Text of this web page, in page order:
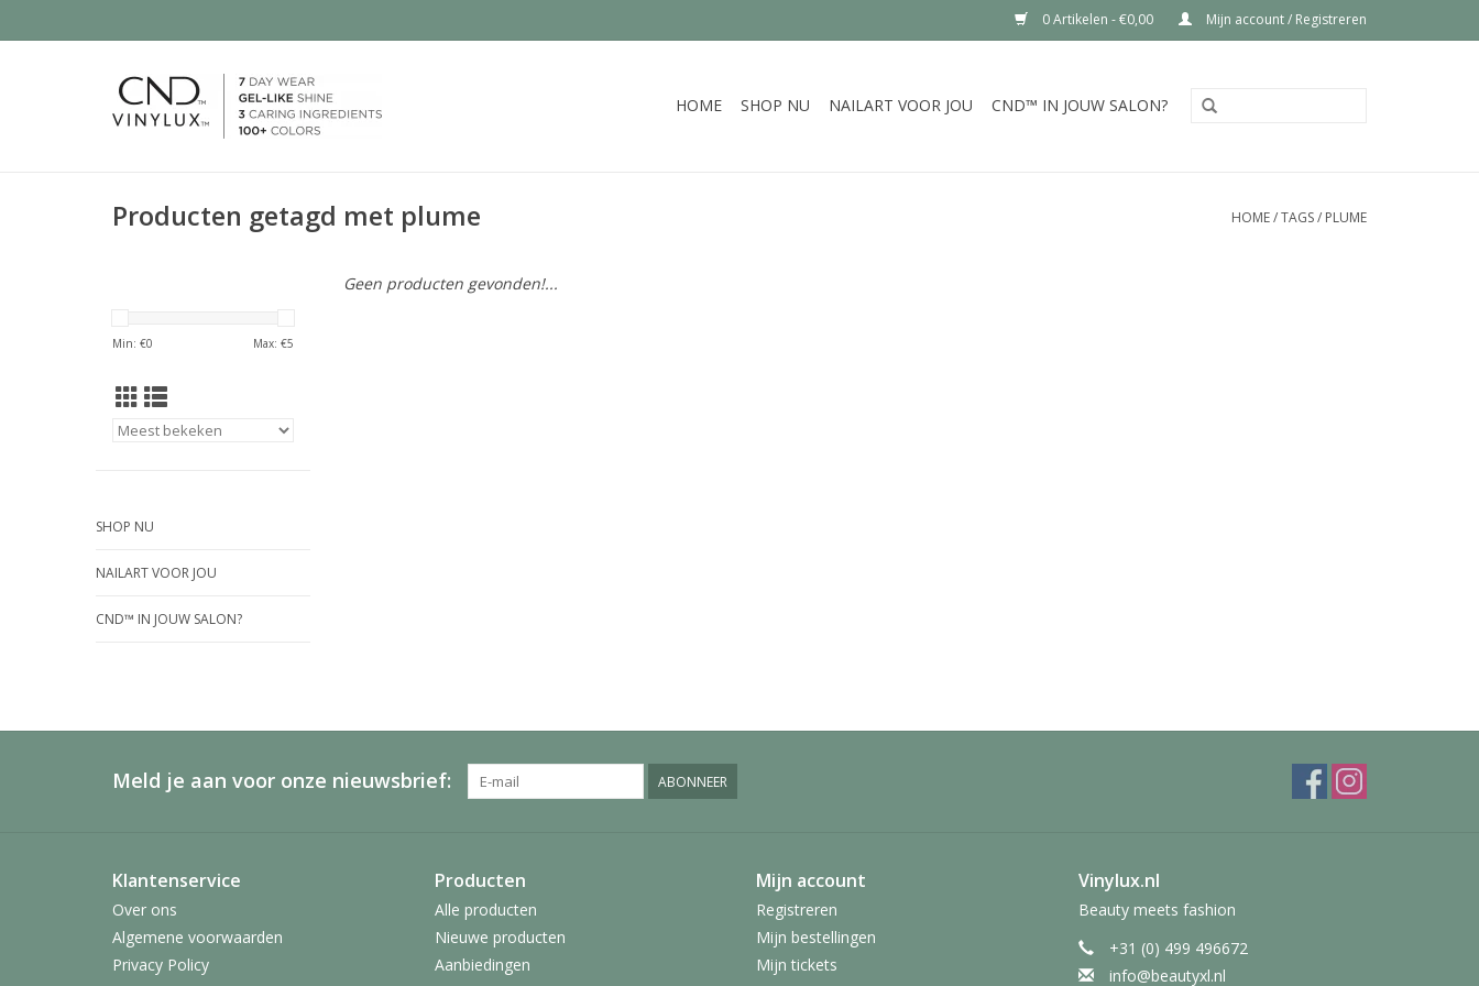
0 Artikelen - €0,00 Mijn account / Registreren
HOME SHOP NU NAILART VOOR JOU CND™ IN JOUW SALON?
Producten getagd met plume HOME/TAGS/ PLUME
Min: €0 Max: €5
SHOP NU
NAILART VOOR JOU
CND™ IN JOUW SALON?
Geen producten gevonden!...
Meld je aan voor onze nieuwsbrief: ABONNEER
Klantenservice
Over ons
Algemene voorwaarden
Privacy Policy
Producten
Alle producten
Nieuwe producten
Aanbiedingen
Mijn account
Registreren
Mijn bestellingen
Mijn tickets
Vinylux.nl
Beauty meets fashion
+31 (0) 499 496672
info@beautyxl.nl